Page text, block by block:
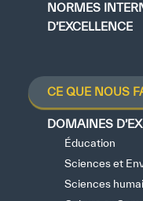
NORMES
D’EXCELLENCE
CE QUE NOUS
DOMAINES
Éducation
Sciences et
Sciences